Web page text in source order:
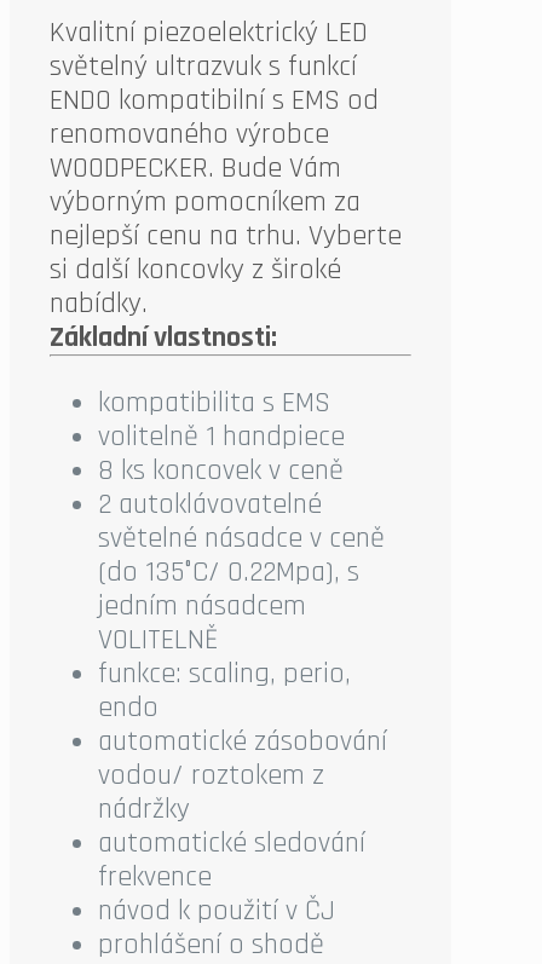
Kvalitní piezoelektrický LED
světelný ultrazvuk s funkcí
ENDO kompatibilní s EMS od
renomovaného výrobce
WOODPECKER. Bude Vám
výborným pomocníkem za
nejlepší cenu na trhu. Vyberte
si další koncovky z široké
nabídky.
Základní vlastnosti:
kompatibilita s EMS
volitelně 1 handpiece
8 ks koncovek v ceně
2 autoklávovatelné
světelné násadce v ceně
(do 135°C/ 0.22Mpa), s
jedním násadcem
VOLITELNĚ
funkce: scaling, perio,
endo
automatické zásobování
vodou/ roztokem z
nádržky
automatické sledování
frekvence
návod k použití v ČJ
prohlášení o shodě